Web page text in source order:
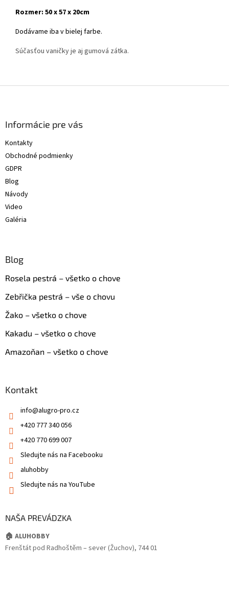
Rozmer: 50 x 57 x 20cm
Dodávame iba v bielej farbe.
Súčasťou vaničky je aj gumová zátka.
Informácie pre vás
Kontakty
Obchodné podmienky
GDPR
Blog
Návody
Video
Galéria
Blog
Rosela pestrá – všetko o chove
Zebřička pestrá – vše o chovu
Žako – všetko o chove
Kakadu – všetko o chove
Amazoňan – všetko o chove
Kontakt
info@alugro-pro.cz
+420 777 340 056
+420 770 699 007
Sledujte nás na Facebooku
aluhobby
Sledujte nás na YouTube
NAŠA PREVÁDZKA
🏠 ALUHOBBY
Frenštát pod Radhoštěm – sever (Žuchov), 744 01